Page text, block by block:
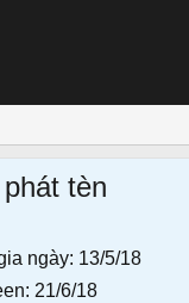
tèn
ngày 13/5/18
21/6/18